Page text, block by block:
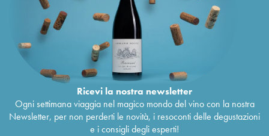
Ricevi la nostra newsletter
Ogni settimana viaggia nel magico mondo del vino con la nostra
Newsletter, per non perderti le novità, i resoconti delle degustazioni
e i consigli degli esperti!